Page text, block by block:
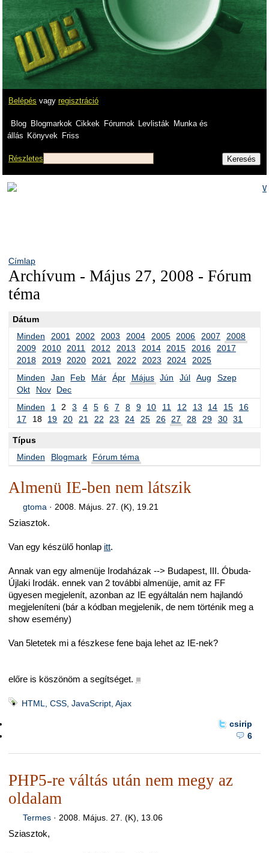
Belépés vagy regisztráció
Blog Blogmarkok Cikkek Fórumok Levlisták
Munka és
állás Könyvek Friss
Részletes
Címlap
Archívum - Május 27, 2008 - Fórum
téma
Dátum
Minden
2001 2002 2003 2004 2005 2006 2007
2008
2009
2010 2011 2012 2013 2014 2015 2016
2017
2018
2019 2020 2021 2022 2023 2024
2025
Minden
Jan Feb Már Ápr Május Jún Júl Aug
Szep
Okt
Nov
Dec
Minden
1 2 3 4 5 6 7 8 9 10 11 12 13 14 15
16
17
18 19 20 21 22 23 24 25 26 27 28 29 30 31
Típus
Minden
Blogmark Fórum téma
Almenü IE-ben nem látszik
gtoma · 2008. Május. 27. (K), 19.21
Sziasztok.
Van egy készülő honlap itt.
Annak van egy almenüje Irodaházak --> Budapest, III. Óbuda-
Újlaki Irodák. ennek van 2 további almenüje, amit az FF
ügyesen megjelenít, azonban az IE egyáltalán nem hajlandó
megjeleníteni (bár a kódban megjelenik, de nem történik meg a
show esemény)
Van 5letetek mi a fészkese fene baja lehet az IE-nek?
előre is köszönöm a segítséget. ■
HTML, CSS, JavaScript, Ajax
csirip
6
PHP5-re váltás után nem megy az
oldalam
Termes· 2008. Május. 27. (K), 13.06
Sziasztok,